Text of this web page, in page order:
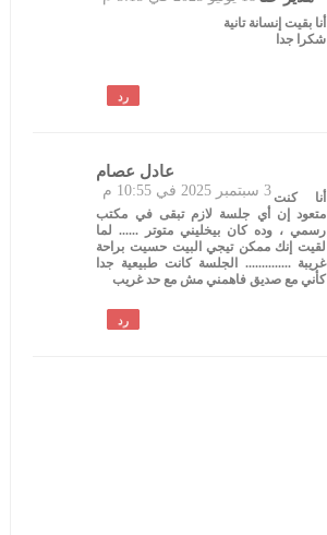
أنا بقيت إنسانة تانية
شكرا جدا
رد
عادل عصام
3 سبتمبر 2025 في 10:55 مأنا كنت
متعود إن أي جلسة لازم تبقى في مكتب
رسمي ، وده كان بيخليني متوتر ...... لما
لقيت إنك ممكن تيجي البيت حسيت براحة
غريبة .............. الجلسة كانت طبيعية جدا
كأني مع صديق فاهمني مش مع حد غريب
رد